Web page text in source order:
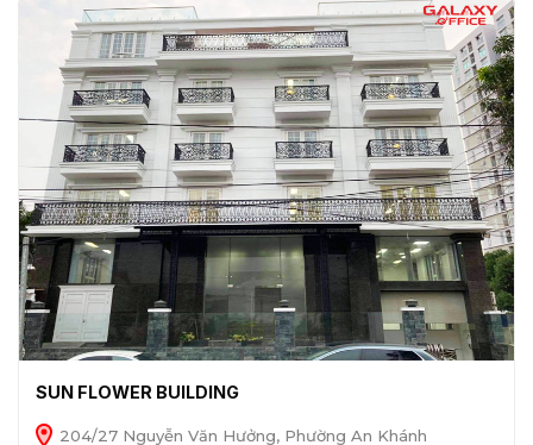
SUN FLOWER BUILDING
204/27 Nguyễn Văn Hưởng, Phường An Khánh